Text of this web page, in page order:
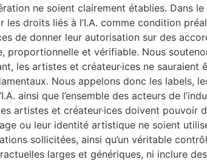
ne soient clairement établies. Dans
droits liés à l’I.A. comme condition
de donner leur autorisation sur des
proportionnelle et vérifiable. Nous
les artistes et créateur·ices ne sauraient
Nous appelons donc les labels,
ainsi que l’ensemble des acteurs de
artistes et créateur·ices doivent pouvoir
ou leur identité artistique ne soient
sollicitées, ainsi qu’un véritable
larges et génériques, ni inclure